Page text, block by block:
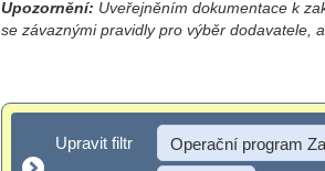
Upozornění: Uveřejněním dokumentace k
se závaznými pravidly pro výběr dodavatele,
Upravit filtr
Upravit filtr Operační program